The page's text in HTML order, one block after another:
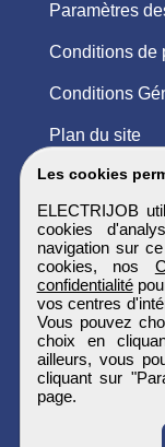
Les cookies
ELECTRIJOB
cookies
navigation sur
cookies, nos
confidentialité
vos centres
Vous pouvez
choix en
ailleurs, vous
cliquant sur
page.
Paramètres
Conditions de
Conditions
Plan du site